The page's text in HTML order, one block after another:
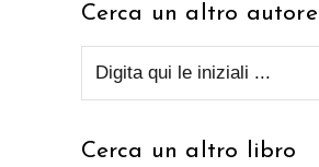
Cerca un altro autore
Cerca un altro libro